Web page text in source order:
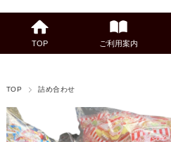
TOP ご利用案内
TOP 詰め合わせ